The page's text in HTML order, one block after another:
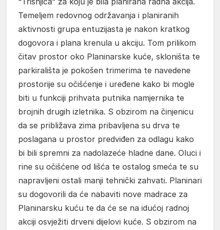
Temeljem redovnog održavanja i planiranih
aktivnosti grupa entuzijasta je nakon kratkog
dogovora i plana krenula u akciju. Tom prilikom
čitav prostor oko Planinarske kuće, skloništa te
parkirališta je pokošen trimerima te navedene
prostorije su očišćenje i uređene kako bi mogle
biti u funkciji prihvata putnika namjernika te
brojnih drugih izletnika. S obzirom na činjenicu
da se približava zima pribavljena su drva te
poslagana u prostor predviđen za odlagu kako
bi bili spremni za nadolazeće hladne dane. Oluci i
rine su očišćene od lišća te ostalog smeća te su
napravljeni ostali manji tehnički zahvati. Planinari
su dogovorili da će nabaviti nove madrace za
Planinarsku kuću te da će se na idućoj radnoj
akciji osvježiti drveni dijelovi kuće. S obzirom na